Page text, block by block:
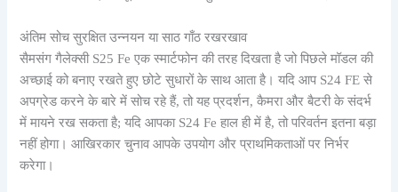
अंतिम सोच सुरक्षित उन्नयन या साठ गाँठ रखरखाव
सैमसंग गैलेक्सी S25 Fe एक स्मार्टफोन की तरह दिखता है जो पिछले मॉडल की
अच्छाई को बनाए रखते हुए छोटे सुधारों के साथ आता है। यदि आप S24 FE से
अपग्रेड करने के बारे में सोच रहे हैं, तो यह प्रदर्शन, कैमरा और बैटरी के संदर्भ
में मायने रख सकता है; यदि आपका S24 Fe हाल ही में है, तो परिवर्तन इतना बड़ा
नहीं होगा। आखिरकार चुनाव आपके उपयोग और प्राथमिकताओं पर निर्भर
करेगा।